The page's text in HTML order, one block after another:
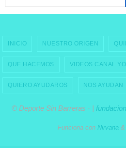
INICIO NUESTRO ORIGEN
QUE HACEMOS VIDEOS CANAL
QUIERO AYUDAROS NOS AYUDAN
© Deporte Sin Barreras · |
Funciona con Nirvana&